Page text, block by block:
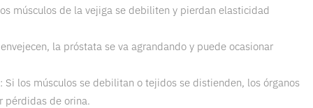
músculos de la vejiga se debiliten y pierdan elasticidad
la próstata se va agrandando y puede ocasionar
los músculos se debilitan o tejidos se distienden, los órganos
pérdidas de orina.